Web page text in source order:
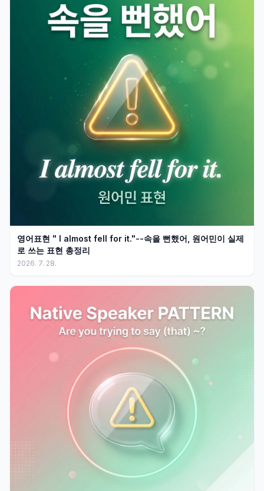
영어표현 " I almost fell for it."--속을 뻔했어, 원어민이 실제
로 쓰는 표현 총정리
2026. 7. 28.